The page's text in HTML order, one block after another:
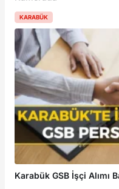
KARABÜK
Karabük GSB İşçi